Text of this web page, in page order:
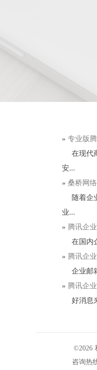
» 专业版
在现代
安...
» 桑桥网
随着企
业...
» 腾讯企
在国内
» 腾讯企
企业邮
» 腾讯企
好消息
©2026
咨询热